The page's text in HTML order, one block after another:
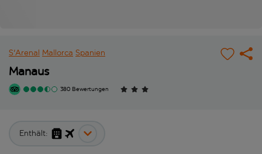
S'Arenal Mallorca Spanien
Manaus
380 Bewertungen
Enthält: